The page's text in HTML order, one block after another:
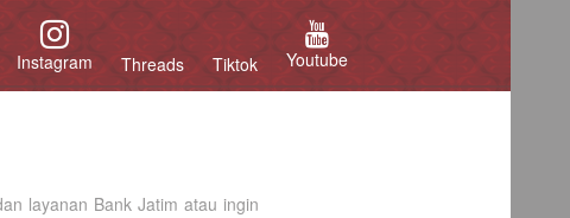
Instagram Threads Tiktok Youtube
layanan Bank Jatim atau ingin